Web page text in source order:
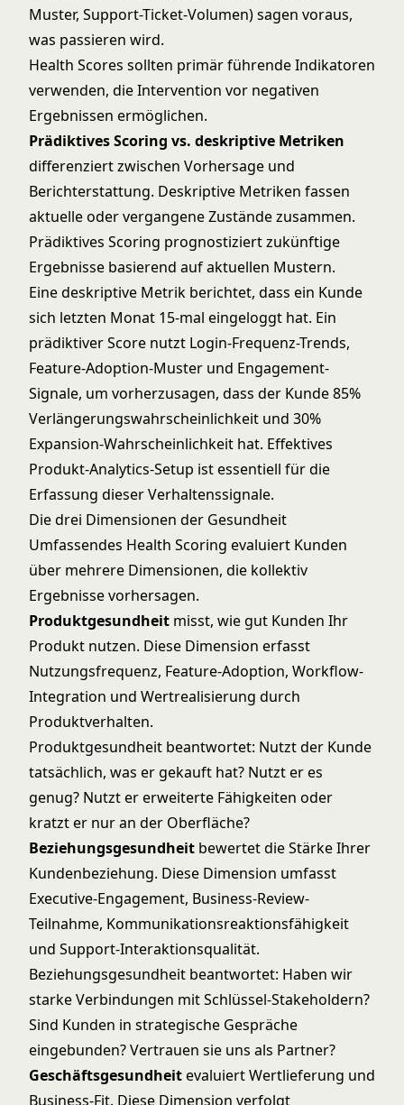
Muster, Support-Ticket-Volumen) sagen voraus,
was passieren wird.
Health Scores sollten primär führende Indikatoren
verwenden, die Intervention vor negativen
Ergebnissen ermöglichen.
Prädiktives Scoring vs. deskriptive Metriken
differenziert zwischen Vorhersage und
Berichterstattung. Deskriptive Metriken fassen
aktuelle oder vergangene Zustände zusammen.
Prädiktives Scoring prognostiziert zukünftige
Ergebnisse basierend auf aktuellen Mustern.
Eine deskriptive Metrik berichtet, dass ein Kunde
sich letzten Monat 15-mal eingeloggt hat. Ein
prädiktiver Score nutzt Login-Frequenz-Trends,
Feature-Adoption-Muster und Engagement-
Signale, um vorherzusagen, dass der Kunde 85%
Verlängerungswahrscheinlichkeit und 30%
Expansion-Wahrscheinlichkeit hat. Effektives
Produkt-Analytics-Setup ist essentiell für die
Erfassung dieser Verhaltenssignale.
Die drei Dimensionen der Gesundheit
Umfassendes Health Scoring evaluiert Kunden
über mehrere Dimensionen, die kollektiv
Ergebnisse vorhersagen.
Produktgesundheit misst, wie gut Kunden Ihr
Produkt nutzen. Diese Dimension erfasst
Nutzungsfrequenz, Feature-Adoption, Workflow-
Integration und Wertrealisierung durch
Produktverhalten.
Produktgesundheit beantwortet: Nutzt der Kunde
tatsächlich, was er gekauft hat? Nutzt er es
genug? Nutzt er erweiterte Fähigkeiten oder
kratzt er nur an der Oberfläche?
Beziehungsgesundheit bewertet die Stärke Ihrer
Kundenbeziehung. Diese Dimension umfasst
Executive-Engagement, Business-Review-
Teilnahme, Kommunikationsreaktionsfähigkeit
und Support-Interaktionsqualität.
Beziehungsgesundheit beantwortet: Haben wir
starke Verbindungen mit Schlüssel-Stakeholdern?
Sind Kunden in strategische Gespräche
eingebunden? Vertrauen sie uns als Partner?
Geschäftsgesundheitevaluiert Wertlieferung und
Business-Fit. Diese Dimension verfolgt